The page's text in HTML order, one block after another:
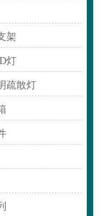
架
灯
疏散灯